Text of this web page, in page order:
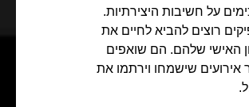
על חשיבות היצירתיות.
רוצים להביא לחיים את
האישי שלהם. הם שואפים
אירועים שישמחו וירתמו את